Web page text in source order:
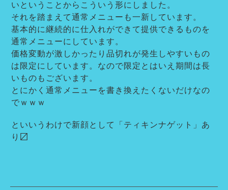
いということからこういう形にしました。
それを踏まえて通常メニューも一新しています。
基本的に継続的に仕入れができて提供できるものを
通常メニューにしています。
価格変動が激しかったり品切れが発生しやすいもの
は限定にしています。なので限定とはいえ期間は長
いものもございます。
とにかく通常メニューを書き換えたくないだけなの
でｗｗｗ
といいうわけで新顔として「ティキンナゲット」あ
り〼